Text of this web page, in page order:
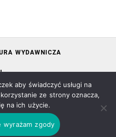
WYDAWNICZA
• KONTAKT • KSIĘGARNIA
Śliwowski
aby świadczyć usługi na
ze strony oznacza,
na ich użycie.
wyrażam zgody